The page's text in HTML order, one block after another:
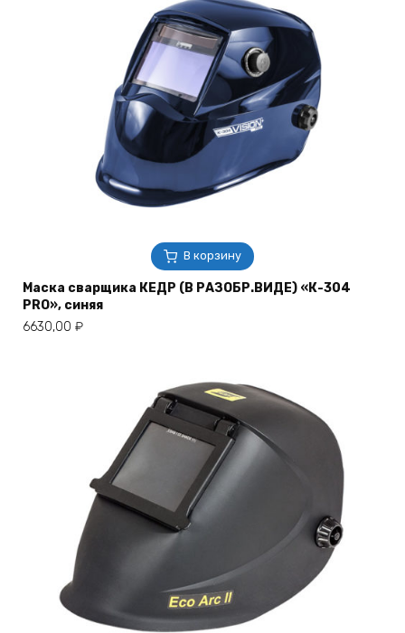
В корзину
Маска сварщика КЕДР (В РАЗОБР.ВИДЕ) «К-304
PRO», синяя
6630,00 ₽